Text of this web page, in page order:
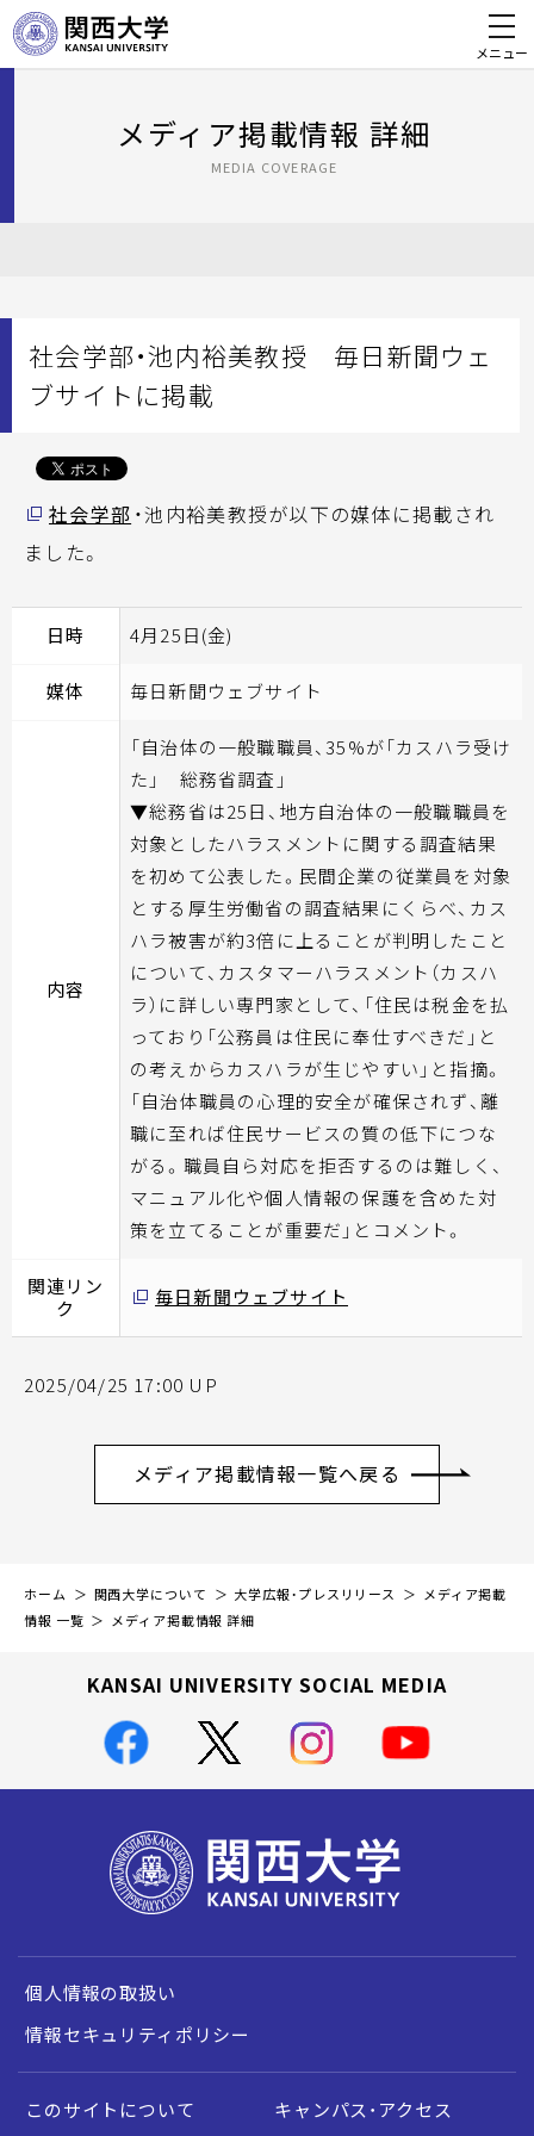
メニュー
メディア掲載情報 詳細
MEDIA COVERAGE
社会学部・池内裕美教授 毎日新聞ウェ
ブサイトに掲載
社会学部 ・池内裕美教授が以下の媒体に掲載され
ました。
日時 4月25日(金)
媒体 毎日新聞ウェブサイト
内容
「自治体の一般職職員、35%が「カスハラ受け
た」 総務省調査」
▼総務省は25日、地方自治体の一般職職員を
対象としたハラスメントに関する調査結果
を初めて公表した。民間企業の従業員を対象
とする厚生労働省の調査結果にくらべ、カス
ハラ被害が約3倍に上ることが判明したこと
について、カスタマーハラスメント（カスハ
ラ）に詳しい専門家として、「住民は税金を払
っており「公務員は住民に奉仕すべきだ」と
の考えからカスハラが生じやすい」と指摘。
「自治体職員の心理的安全が確保されず、離
職に至れば住民サービスの質の低下につな
がる。職員自ら対応を拒否するのは難しく、
マニュアル化や個人情報の保護を含めた対
策を立てることが重要だ」とコメント。
関連リン
ク
毎日新聞ウェブサイト
2025/04/25 17:00 UP
メディア掲載情報一覧へ戻る
ホーム 関西大学について 大学広報・プレスリリース
メディア掲載
情報 一覧
メディア掲載情報 詳細
KANSAI UNIVERSITY SOCIAL MEDIA
個人情報の取扱い
情報セキュリティポリシー
このサイトについて キャンパス・アクセス